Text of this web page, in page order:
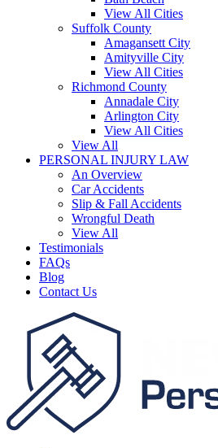
View All Cities
Suffolk County
Amagansett City
Amityville City
View All Cities
Richmond County
Annadale City
Arlington City
View All Cities
View All
PERSONAL INJURY LAW
An Overview
Car Accidents
Slip & Fall Accidents
Wrongful Death
View All
Testimonials
FAQs
Blog
Contact Us